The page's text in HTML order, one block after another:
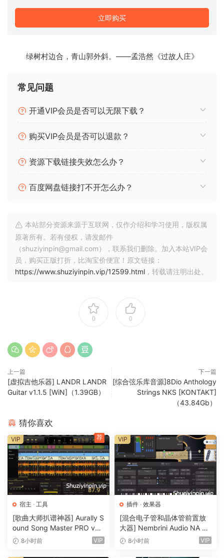
You know, we want to take care of your midis ass if
立即购买
绿树村边合，青山郭外斜。——孟浩然《过故人庄》
常见问题
开通VIP会员是否可以无限下载？
购买VIP会员是否可以退款？
资源下载链接失效怎么办？
百度网盘链接打不开怎么办？
本站部分资源来源于互联网，仅作介绍和学习使用，版权属
原著所有。若有侵权，请发邮件
（shuziyinpin@gmail.com），联系我们删除。加入本站VIP会
员，购买正版打折，比淘宝价便宜！原文链接：
https://www.shuziyinpin.vip/12599.html ，转载请注明出处。
0 0
上一篇
[虚拟吉他乐器] LANDR LANDR
Guitar v1.1.5 [WiN]（1.39GB）
下一篇
[综合弦乐库音源]8Dio Anthology
Strings NKS [KONTAKT]
（43.84Gb）
猜你喜欢
宿主 · 工具
[歌曲大师扒谱神器] Aurally S
ound Song Master PRO v5.
0.02 [WiN]（355MB）
8小时前 VIP
VIP 荐
插件 · 效果器
[混合电子管和晶体管前置放
大器] Nembrini Audio NA Ba
ss 3500 v1.0.0 Incl Keygen-
8小时前 VIP
VIP